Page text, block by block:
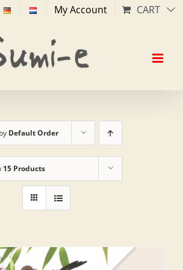
My Account CART
Default Order
15 Products